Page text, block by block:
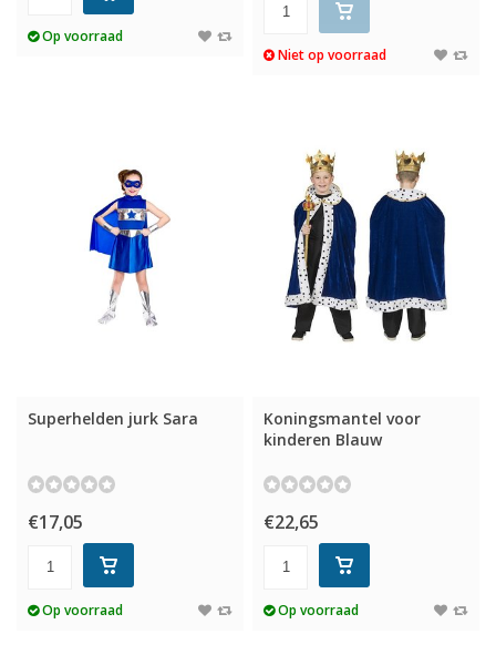
Op voorraad
Niet op voorraad
Superhelden jurk Sara
€17,05
Op voorraad
Koningsmantel voor
kinderen Blauw
€22,65
Op voorraad